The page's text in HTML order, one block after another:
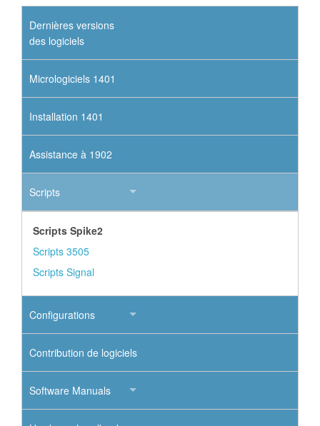
Dernières versions
des logiciels
Micrologiciels 1401
Installation 1401
Assistance à 1902
Scripts
Scripts Spike2
Scripts 3505
Scripts Signal
Configurations
Contribution de logiciels
Software Manuals